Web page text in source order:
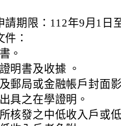
請期限：112年9月1日
件：
。
明書及收據 。
郵局或金融帳戶封面
具之在學證明。
核發之中低收入戶或